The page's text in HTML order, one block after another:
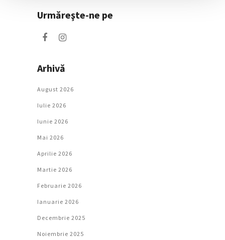
Urmăreşte-ne pe
Arhivă
August 2026
Iulie 2026
Iunie 2026
Mai 2026
Aprilie 2026
Martie 2026
Februarie 2026
Ianuarie 2026
Decembrie 2025
Noiembrie 2025